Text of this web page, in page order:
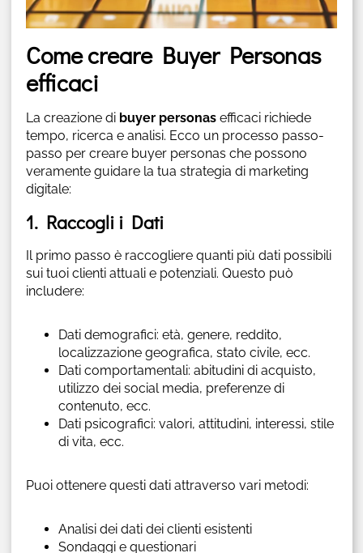
Come creare Buyer Personas
efficaci
La creazione di buyer personasefficaci richiede
tempo, ricerca e analisi. Ecco un processo passo-
passo per creare buyer personas che possono
veramente guidare la tua strategia di marketing
digitale:
1. Raccogli i Dati
Il primo passo è raccogliere quanti più dati possibili
sui tuoi clienti attuali e potenziali. Questo può
includere:
Dati demografici: età, genere, reddito,
localizzazione geografica, stato civile, ecc.
Dati comportamentali: abitudini di acquisto,
utilizzo dei social media, preferenze di
contenuto, ecc.
Dati psicografici: valori, attitudini, interessi, stile
di vita, ecc.
Puoi ottenere questi dati attraverso vari metodi:
Analisi dei dati dei clienti esistenti
Sondaggi e questionari